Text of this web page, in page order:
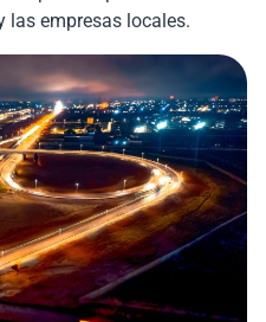
las empresas locales.